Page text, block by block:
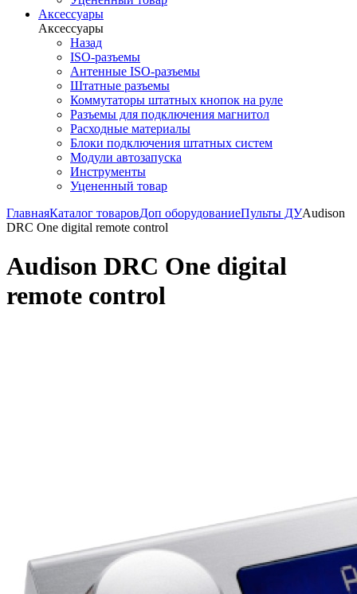
Аксессуары
Аксессуары
Назад
ISO-разъемы
Антенные ISO-разъемы
Штатные разъемы
Коммутаторы штатных кнопок на руле
Разъемы для подключения магнитол
Расходные материалы
Блоки подключения штатных систем
Модули автозапуска
Инструменты
Уцененный товар
ГлавнаяКаталог товаровДоп оборудованиеПульты ДУAudison
DRC One digital remote control
Audison DRC One digital
remote control